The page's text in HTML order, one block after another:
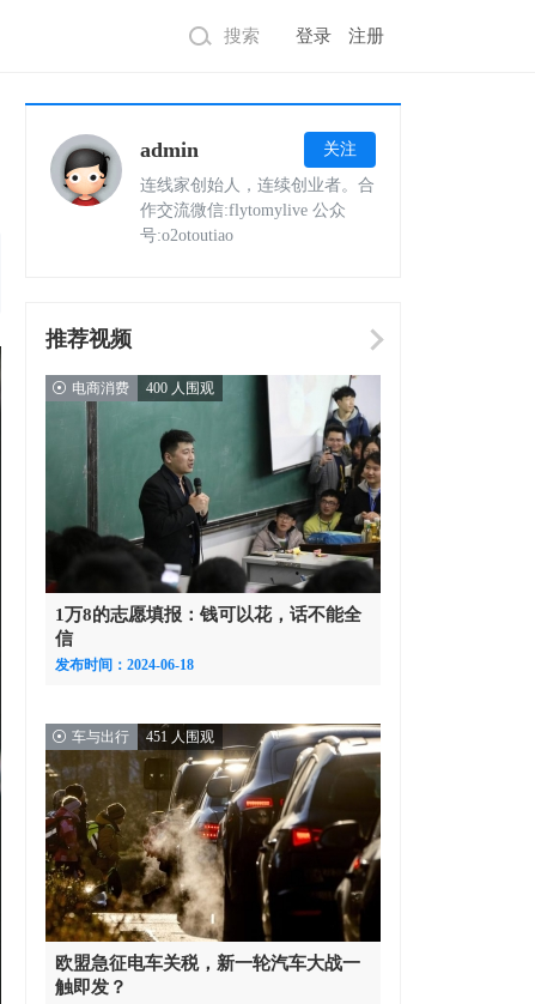
登录 注册
搜索
admin
连线家创始人，连续创业者。合
作交流微信:flytomylive 公众
号:o2otoutiao
关注
推荐视频
电商消费 400 人围观
1万8的志愿填报：钱可以花，话不能全
信
发布时间：2024-06-18
车与出行 451 人围观
欧盟急征电车关税，新一轮汽车大战一
触即发？